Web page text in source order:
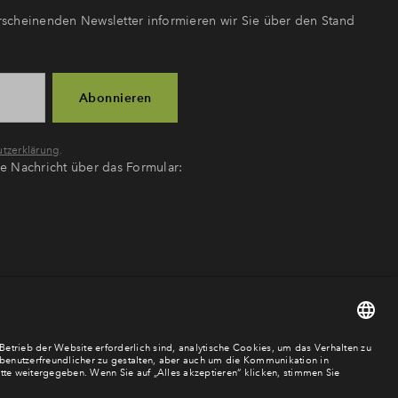
Newsletter informieren wir Sie über den Stand
Abonnieren
.
Nachricht über das Formular: